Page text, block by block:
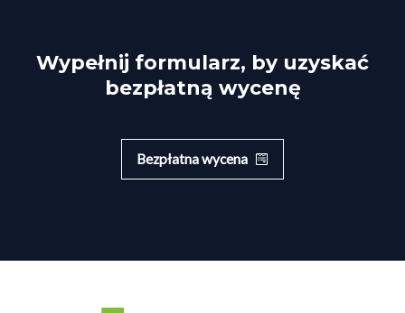
Wypełnij formularz, by uzyskać
bezpłatną wycenę
Bezpłatna wycena